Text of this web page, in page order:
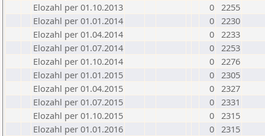
Elozahl per 01.10.2013
0 2255
Elozahl per 01.01.2014
0 2230
Elozahl per 01.04.2014
0 2233
Elozahl per 01.07.2014
0 2253
Elozahl per 01.10.2014
0 2276
Elozahl per 01.01.2015
0 2305
Elozahl per 01.04.2015
0 2327
Elozahl per 01.07.2015
0 2331
Elozahl per 01.10.2015
0 2315
Elozahl per 01.01.2016
0 2315